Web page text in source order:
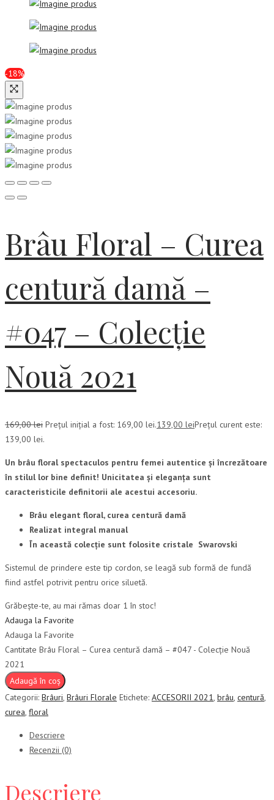
-18%
Brâu Floral – Curea
centură damă –
#047 – Colecție
Nouă 2021
169,00lei Prețul inițial a fost: 169,00 lei.139,00 leiPrețul curent este:
139,00 lei.
Un brâu floral spectaculos pentru femei autentice și încrezătoare
în stilul lor bine definit! Unicitatea și eleganța sunt
caracteristicile definitorii ale acestui accesoriu.
Brâu elegant floral, curea centură damă
Realizat integral manual
În această colecție sunt folosite cristale Swarovski
Sistemul de prindere este tip cordon, se leagă sub formă de fundă
fiind astfel potrivit pentru orice siluetă.
Grăbește-te, au mai rămas doar 1 în stoc!
Adauga la Favorite
Adauga la Favorite
Cantitate Brâu Floral – Curea centură damă – #047 - Colecție Nouă
2021
Adaugă în coș
Categorii: Brâuri, Brâuri Florale Etichete: ACCESORII 2021, brâu, centură,
curea, floral
Descriere
Recenzii (0)
Descriere